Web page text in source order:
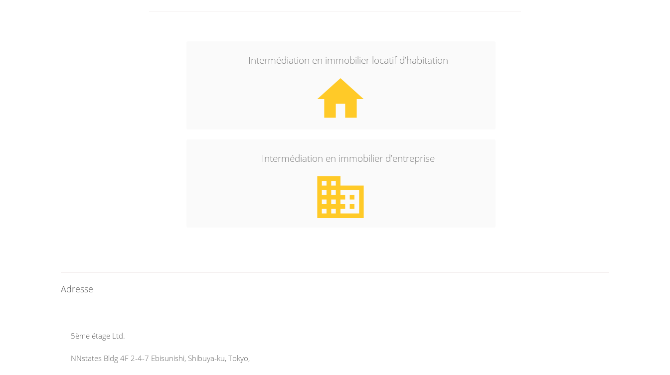
Intermédiation en immobilier locatif d’habitation
home
Intermédiation en immobilier d’entreprise
business
Adresse
5ème étage Ltd.
NNstates Bldg 4F 2-4-7 Ebisunishi, Shibuya-ku, Tokyo,